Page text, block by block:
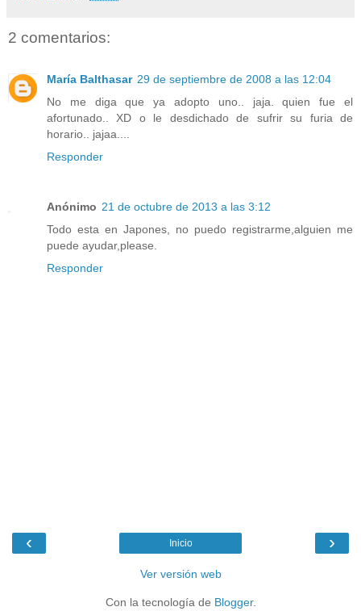
2 comentarios:
María Balthasar 29 de septiembre de 2008 a las 12:04
No me diga que ya adopto uno.. jaja. quien fue el
afortunado.. XD o le desdichado de sufrir su furia de
horario.. jajaa....
Responder
Anónimo 21 de octubre de 2013 a las 3:12
Todo esta en Japones, no puedo registrarme,alguien me
puede ayudar,please.
Responder
‹ ›
Inicio
Ver versión web
Con la tecnología de Blogger.